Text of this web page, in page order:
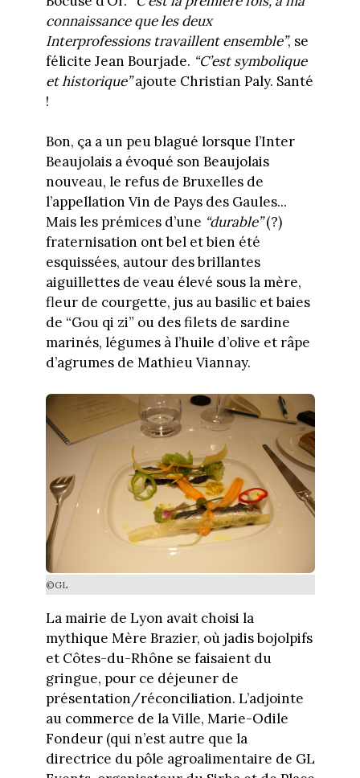
connaissance que les deux
Interprofessions travaillent ensemble”, se
félicite Jean Bourjade. “C’est symbolique
et historique”ajoute Christian Paly. Santé
!
Bon, ça a un peu blagué lorsque l’Inter
Beaujolais a évoqué son Beaujolais
nouveau, le refus de Bruxelles de
l’appellation Vin de Pays des Gaules...
Mais les prémices d’une “durable”(?)
fraternisation ont bel et bien été
esquissées, autour des brillantes
aiguillettes de veau élevé sous la mère,
fleur de courgette, jus au basilic et baies
de “Gou qi zi” ou des filets de sardine
marinés, légumes à l’huile d’olive et râpe
d’agrumes de Mathieu Viannay.
©GL
La mairie de Lyon avait choisi la
mythique Mère Brazier, où jadis bojolpifs
et Côtes-du-Rhône se faisaient du
gringue, pour ce déjeuner de
présentation/réconciliation. L’adjointe
au commerce de la Ville, Marie-Odile
Fondeur (qui n’est autre que la
directrice du pôle agroalimentaire de GL